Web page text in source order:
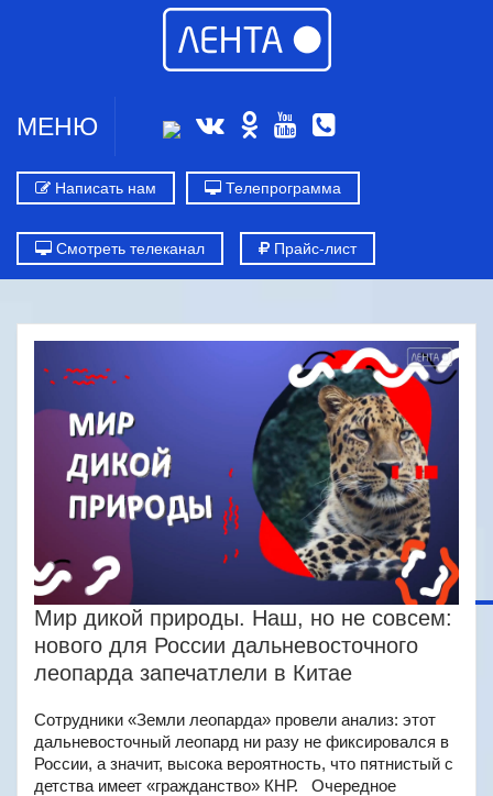
МЕНЮ
Написать нам Телепрограмма
Смотреть телеканал Прайс-лист
Мир дикой природы. Наш, но не совсем:
нового для России дальневосточного
леопарда запечатлели в Китае
Сотрудники «Земли леопарда» провели анализ: этот
дальневосточный леопард ни разу не фиксировался в
России, а значит, высока вероятность, что пятнистый с
детства имеет «гражданство» КНР. Очередное